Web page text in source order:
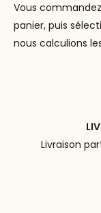
Vous
panier, puis
nous calculions
Livraison